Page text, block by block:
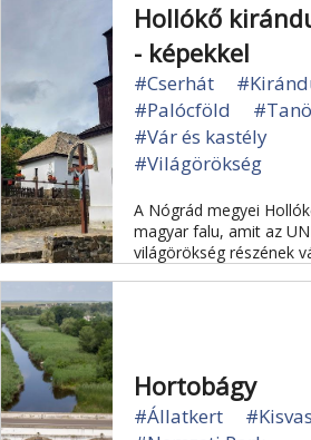
Hollókő
- képekkel
#Cserhát
#Palócföld
#Vár és kastély
#Világörökség
A Nógrád megyei
magyar falu, amit az
világörökség részének
Hortobágy
#Állatkert